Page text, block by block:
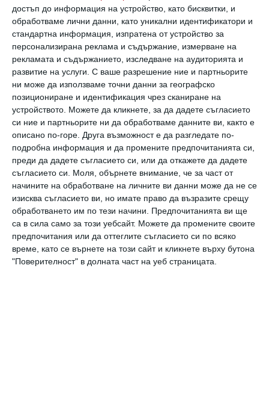
достъп до информация на устройство, като бисквитки, и
обработваме лични данни, като уникални идентификатори и
стандартна информация, изпратена от устройство за
персонализирана реклама и съдържание, измерване на
рекламата и съдържанието, изследване на аудиторията и
развитие на услуги. С ваше разрешение ние и партньорите
ни може да използваме точни данни за географско
позициониране и идентификация чрез сканиране на
устройството. Можете да кликнете, за да дадете съгласието
си ние и партньорите ни да обработваме данните ви, както е
описано по-горе. Друга възможност е да разгледате по-
подробна информация и да промените предпочитанията си,
преди да дадете съгласието си, или да откажете да дадете
съгласието си. Моля, обърнете внимание, че за част от
начините на обработване на личните ви данни може да не се
изисква съгласието ви, но имате право да възразите срещу
обработването им по тези начини. Предпочитанията ви ще
са в сила само за този уебсайт. Можете да промените своите
предпочитания или да оттеглите съгласието си по всяко
време, като се върнете на този сайт и кликнете върху бутона
"Поверителност" в долната част на уеб страницата.
е продължително.
- Да не оставя несвършена работа за
следващия ден, защото родилните мъки ще
са дълги.
Какви са суеверията в някои страни?
Китай
- Ако бременната използва лепило,
раждането може да е трудно и с усложнения.
- Ако ругае и използва груб език, това носи
прокоба за детето.